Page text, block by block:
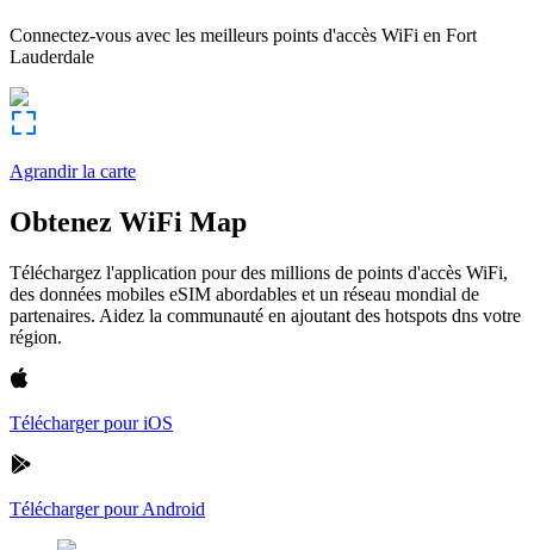
Connectez-vous avec les meilleurs points d'accès WiFi en Fort
Lauderdale
Agrandir la carte
Obtenez WiFi Map
Téléchargez l'application pour des millions de points d'accès WiFi,
des données mobiles eSIM abordables et un réseau mondial de
partenaires. Aidez la communauté en ajoutant des hotspots dns votre
région.
Télécharger pour iOS
Télécharger pour Android